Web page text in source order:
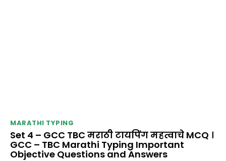
MARATHI TYPING
Set 4 – GCC TBC मराठी टायपिंग महत्वाचे MCQ ।
GCC – TBC Marathi Typing Important
Objective Questions and Answers